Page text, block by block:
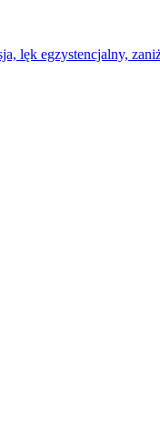
lęk egzystencjalny,